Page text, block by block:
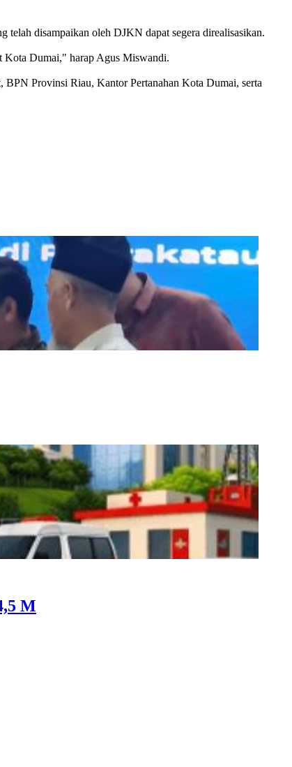
telah disampaikan oleh DJKN dapat segera direalisasikan.
Kota Dumai," harap Agus Miswandi.
Provinsi Riau, Kantor Pertanahan Kota Dumai, serta
M